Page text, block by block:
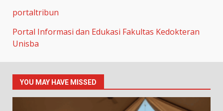
portaltribun
Portal Informasi dan Edukasi Fakultas Kedokteran
Unisba
YOU MAY HAVE MISSED